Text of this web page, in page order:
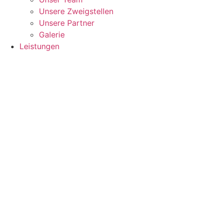
Unsere Zweigstellen
Unsere Partner
Galerie
Leistungen